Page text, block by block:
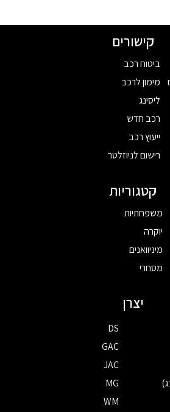
קישורים
ביטוח רכב
מימון לרכב
ליסינג
רכב חדש
ייעוץ רכב
רישום לניוזלטר
קטגוריות
משפחתיות
יוקרה
מיניוואנים
מסחרי
יצרן
DS
GAC
JAC
MG
WM